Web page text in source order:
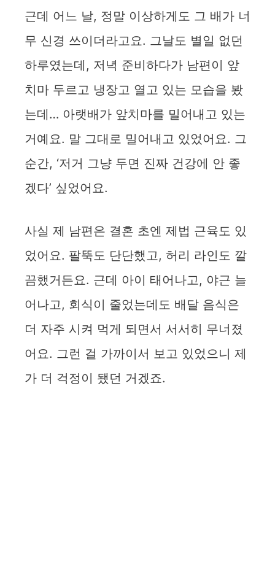
근데 어느 날, 정말 이상하게도 그 배가 너
무 신경 쓰이더라고요. 그날도 별일 없던
하루였는데, 저녁 준비하다가 남편이 앞
치마 두르고 냉장고 열고 있는 모습을 봤
는데… 아랫배가 앞치마를 밀어내고 있는
거예요. 말 그대로 밀어내고 있었어요. 그
순간, ‘저거 그냥 두면 진짜 건강에 안 좋
겠다’ 싶었어요.
사실 제 남편은 결혼 초엔 제법 근육도 있
었어요. 팔뚝도 단단했고, 허리 라인도 깔
끔했거든요. 근데 아이 태어나고, 야근 늘
어나고, 회식이 줄었는데도 배달 음식은
더 자주 시켜 먹게 되면서 서서히 무너졌
어요. 그런 걸 가까이서 보고 있었으니 제
가 더 걱정이 됐던 거겠죠.